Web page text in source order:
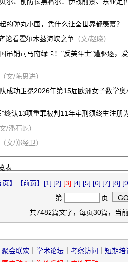
的弹丸小国，凭什么让全世界都羡慕？
论看霍尔木兹海峡之争 （文/赵晓）
国吊销司马南绿卡！"反美斗士"遭驱逐，
（文/陈思进）
成功卫冕2026年第15届欧洲女子数学
”终认13项重罪被判11年牢刑须终生注册
文/潘石屹）
（文/郑经卫）
表
页】 【前页】 [1] [2] [3] [4] [5] [6] [7] [8]
第
页
共7482篇文字，每页30篇，当
聚会联欢 学术论坛 考察访问
短期培